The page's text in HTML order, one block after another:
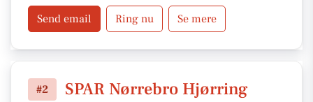
Send email Ring nu Se mere
#2 SPAR Nørrebro Hjørring